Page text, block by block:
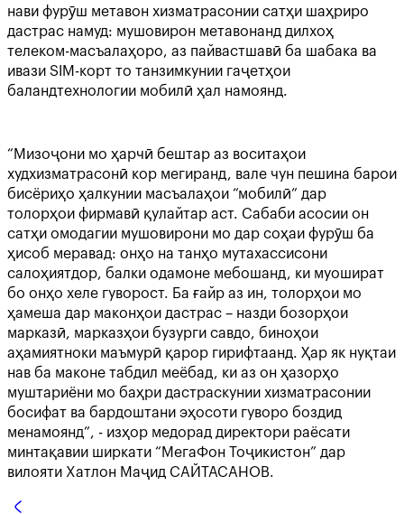
нави фурӯш метавон хизматрасонии сатҳи шаҳриро
дастрас намуд: мушовирон метавонанд дилхоҳ
телеком-масъалаҳоро, аз пайвастшавӣ ба шабака ва
ивази SIM-корт то танзимкунии гаҷетҳои
баландтехнологии мобилӣ ҳал намоянд.
“Мизоҷони мо ҳарчӣ бештар аз воситаҳои
худхизматрасонӣ кор мегиранд, вале чун пешина барои
бисёриҳо ҳалкунии масъалаҳои “мобилӣ” дар
толорҳои фирмавӣ қулайтар аст. Сабаби асосии он
сатҳи омодагии мушовирони мо дар соҳаи фурӯш ба
ҳисоб меравад: онҳо на танҳо мутахассисони
салоҳиятдор, балки одамоне мебошанд, ки муошират
бо онҳо хеле гуворост. Ба ғайр аз ин, толорҳои мо
ҳамеша дар маконҳои дастрас – назди бозорҳои
марказӣ, марказҳои бузурги савдо, биноҳои
аҳамиятноки маъмурӣ қарор гирифтаанд. Ҳар як нуқтаи
нав ба маконе табдил меёбад, ки аз он ҳазорҳо
муштариёни мо баҳри дастраскунии хизматрасонии
босифат ва бардоштани эҳосоти гуворо боздид
менамоянд”, - изҳор медорад директори раёсати
минтақавии ширкати “МегаФон Тоҷикистон” дар
вилояти Хатлон Маҷид САЙТАСАНОВ.